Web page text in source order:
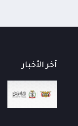
آخر الأخبار